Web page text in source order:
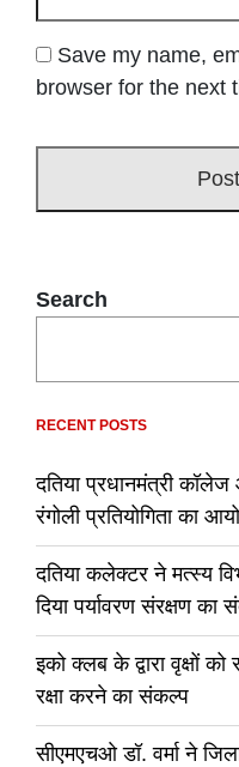
Save my name,
browser for the next
Search
RECENT POSTS
दतिया प्रधानमंत्री
रंगोली प्रतियोगिता का
दतिया कलेक्टर ने मत्स्य
दिया पर्यावरण संरक्षण का
इको क्लब के द्वारा वृक्षों को
रक्षा करने का संकल्प
सीएमएचओ डॉ. वर्मा ने